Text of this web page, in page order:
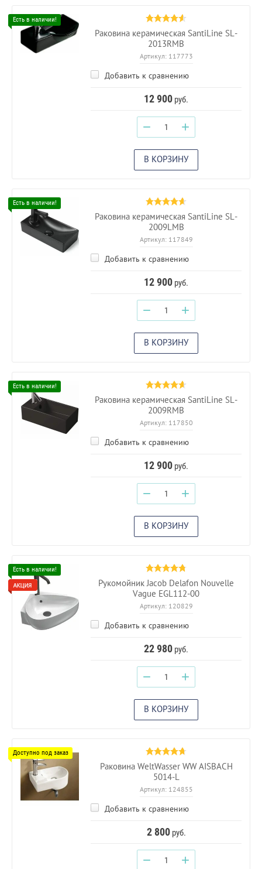
Раковина керамическая SantiLine SL-
2013RMB
Артикул:117773
Добавить к сравнению
12 900 руб.
− +
В КОРЗИНУ
Раковина керамическая SantiLine SL-
2009LMB
Артикул:117849
Добавить к сравнению
12 900 руб.
− +
В КОРЗИНУ
Раковина керамическая SantiLine SL-
2009RMB
Артикул:117850
Добавить к сравнению
12 900 руб.
− +
В КОРЗИНУ
Рукомойник Jacob Delafon Nouvelle
Vague EGL112-00
Артикул:120829
Добавить к сравнению
22 980 руб.
− +
В КОРЗИНУ
Раковина WeltWasser WW AISBACH
5014-L
Артикул:124855
Добавить к сравнению
2 800руб.
− +